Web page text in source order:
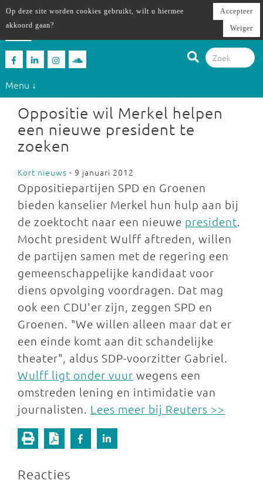
Menu ↓
Oppositie wil Merkel helpen
een nieuwe president te
zoeken
Kort nieuws - 9 januari 2012
Oppositiepartijen SPD en Groenen
bieden kanselier Merkel hun hulp aan bij
de zoektocht naar een nieuwe president.
Mocht president Wulff aftreden, willen
de partijen samen met de regering een
gemeenschappelijke kandidaat voor
diens opvolging voordragen. Dat mag
ook een CDU'er zijn, zeggen SPD en
Groenen. "We willen alleen maar dat er
een einde komt aan dit schandelijke
theater", aldus SDP-voorzitter Gabriel.
Wulff ligt onder vuur wegens een
omstreden lening en intimidatie van
journalisten. Lees meer bij Reuters >>
Reacties
Op deze site worden cookies gebruikt, wilt u hiermee
akkoord gaan?
Accepteer
Weiger